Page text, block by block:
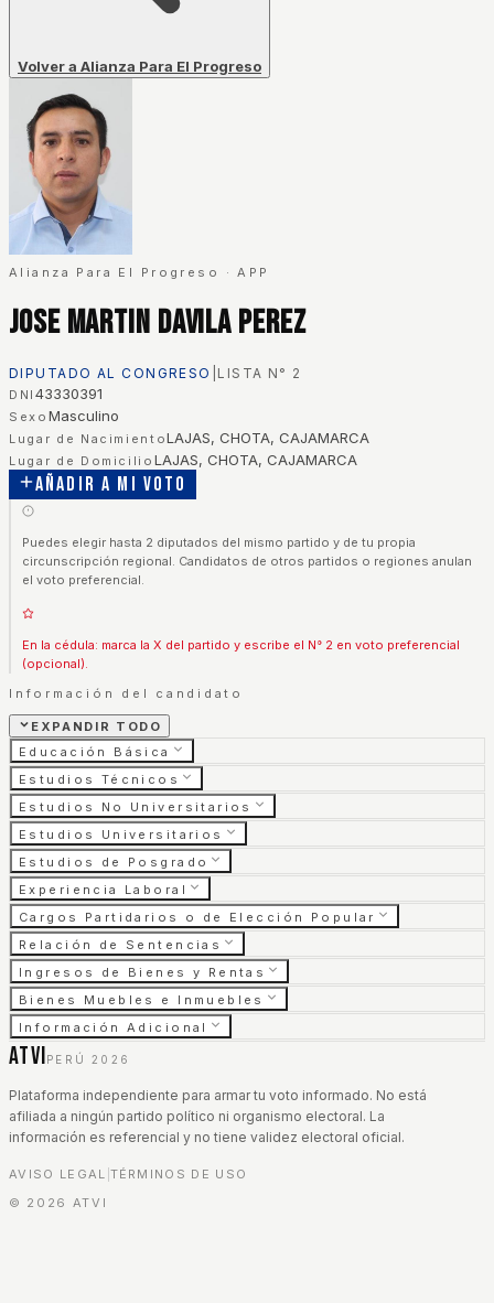
Volver a Alianza Para El Progreso
Alianza Para El Progreso ·APP
Jose Martin Davila Perez
DIPUTADO AL CONGRESO LISTA N° 2
DNI 43330391
Sexo Masculino
Lugar de NacimientoLAJAS, CHOTA, CAJAMARCA
Lugar de Domicilio LAJAS, CHOTA, CAJAMARCA
Añadir a mi voto
Puedes elegir hasta 2 diputados del mismo partido y de tu propia
circunscripción regional. Candidatos de otros partidos o regiones anulan
el voto preferencial.
En la cédula: marca la X del partido y escribe el N° 2 en voto preferencial
(opcional).
Información del candidato
EXPANDIR TODO
Educación Básica
Estudios Técnicos
Estudios No Universitarios
Estudios Universitarios
Estudios de Posgrado
Experiencia Laboral
Cargos Partidarios o de Elección Popular
Relación de Sentencias
Ingresos de Bienes y Rentas
Bienes Muebles e Inmuebles
Información Adicional
ATVI PERÚ 2026
Plataforma independiente para armar tu voto informado. No está
afiliada a ningún partido político ni organismo electoral. La
información es referencial y no tiene validez electoral oficial.
AVISO LEGAL TÉRMINOS DE USO
© 2026 ATVI